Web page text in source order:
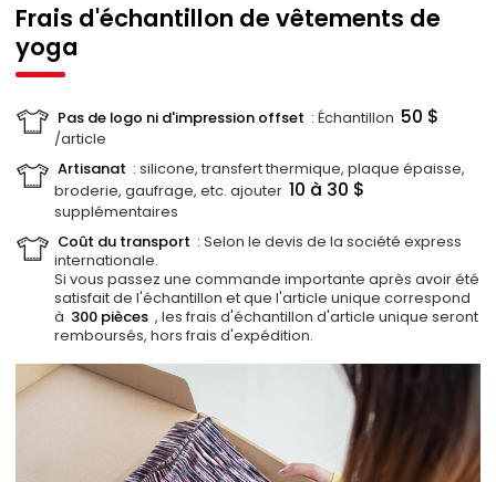
Frais d'échantillon de vêtements de
yoga
Pas de logo ni d'impression offset : Échantillon 50 $
/article
Artisanat : silicone, transfert thermique, plaque épaisse,
broderie, gaufrage, etc. ajouter 10 à 30 $
supplémentaires
Coût du transport : Selon le devis de la société express
internationale.
Si vous passez une commande importante après avoir été
satisfait de l'échantillon et que l'article unique correspond
à 300 pièces , les frais d'échantillon d'article unique seront
remboursés, hors frais d'expédition.